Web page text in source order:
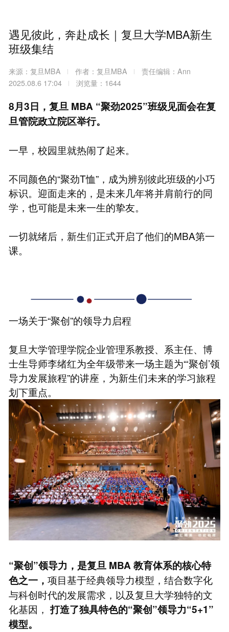
遇见彼此，奔赴成长｜复旦大学MBA新生
班级集结
来源：复旦MBA 作者：复旦MBA
责任编辑：Ann
2025.08.6 17:04
浏览量：1644
8月3日，复旦 MBA “聚劲2025”班级见面会在复
旦管院政立院区举行。
一早，校园里就热闹了起来。
不同颜色的“聚劲T恤”，成为辨别彼此班级的小巧
标识。迎面走来的，是未来几年将并肩前行的同
学，也可能是未来一生的挚友。
一切就绪后，新生们正式开启了他们的MBA第一
课。
一场关于“聚创”的领导力启程
复旦大学管理学院企业管理系教授、系主任、博
士生导师李绪红为全年级带来一场主题为“‘聚创’领
导力发展旅程”的讲座，为新生们未来的学习旅程
划下重点。
“聚创”领导力，是复旦 MBA教育体系的核心特
色之一， 项目基于经典领导力模型，结合数字化
与科创时代的发展需求，以及复旦大学独特的文
化基因，打造了独具特色的“聚创”领导力“5+1”
模型。